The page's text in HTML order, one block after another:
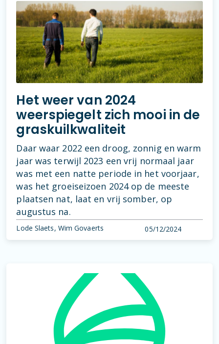
Het weer van 2024
weerspiegelt zich mooi in de
graskuilkwaliteit
Daar waar 2022 een droog, zonnig en warm
jaar was terwijl 2023 een vrij normaal jaar
was met een natte periode in het voorjaar,
was het groeiseizoen 2024 op de meeste
plaatsen nat, laat en vrij somber, op
augustus na.
Lode Slaets, Wim Govaerts 05/12/2024